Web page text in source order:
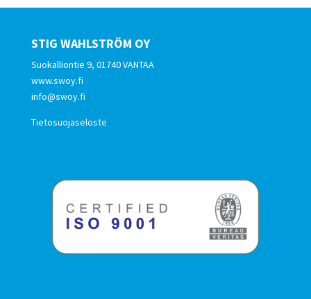
STIG WAHLSTRÖM OY
Suokalliontie 9, 01740 VANTAA
www.swoy.fi
info@swoy.fi
Tietosuojaseloste